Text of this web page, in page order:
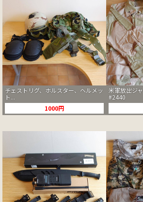
チェストリグ、ホルスター、ヘルメッ
ト...
1000円
米軍放出ジ
#2440